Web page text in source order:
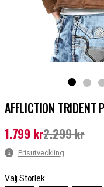
AFFLICTION TRIDENT
Nuvarande pris:1.799 kr
1.799 kr2.299 kr
Prisutveckling
Välj Storlek